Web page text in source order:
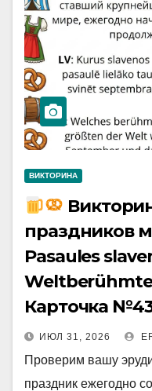
ВИКТОРИНА
праздников
Pasaules
Карточка
ИЮЛ 31, 2026
Проверим вашу
праздник ежегодно